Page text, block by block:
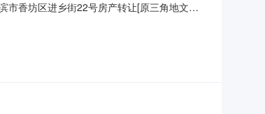
市香坊区进乡街22号房产转让[原三角地文化